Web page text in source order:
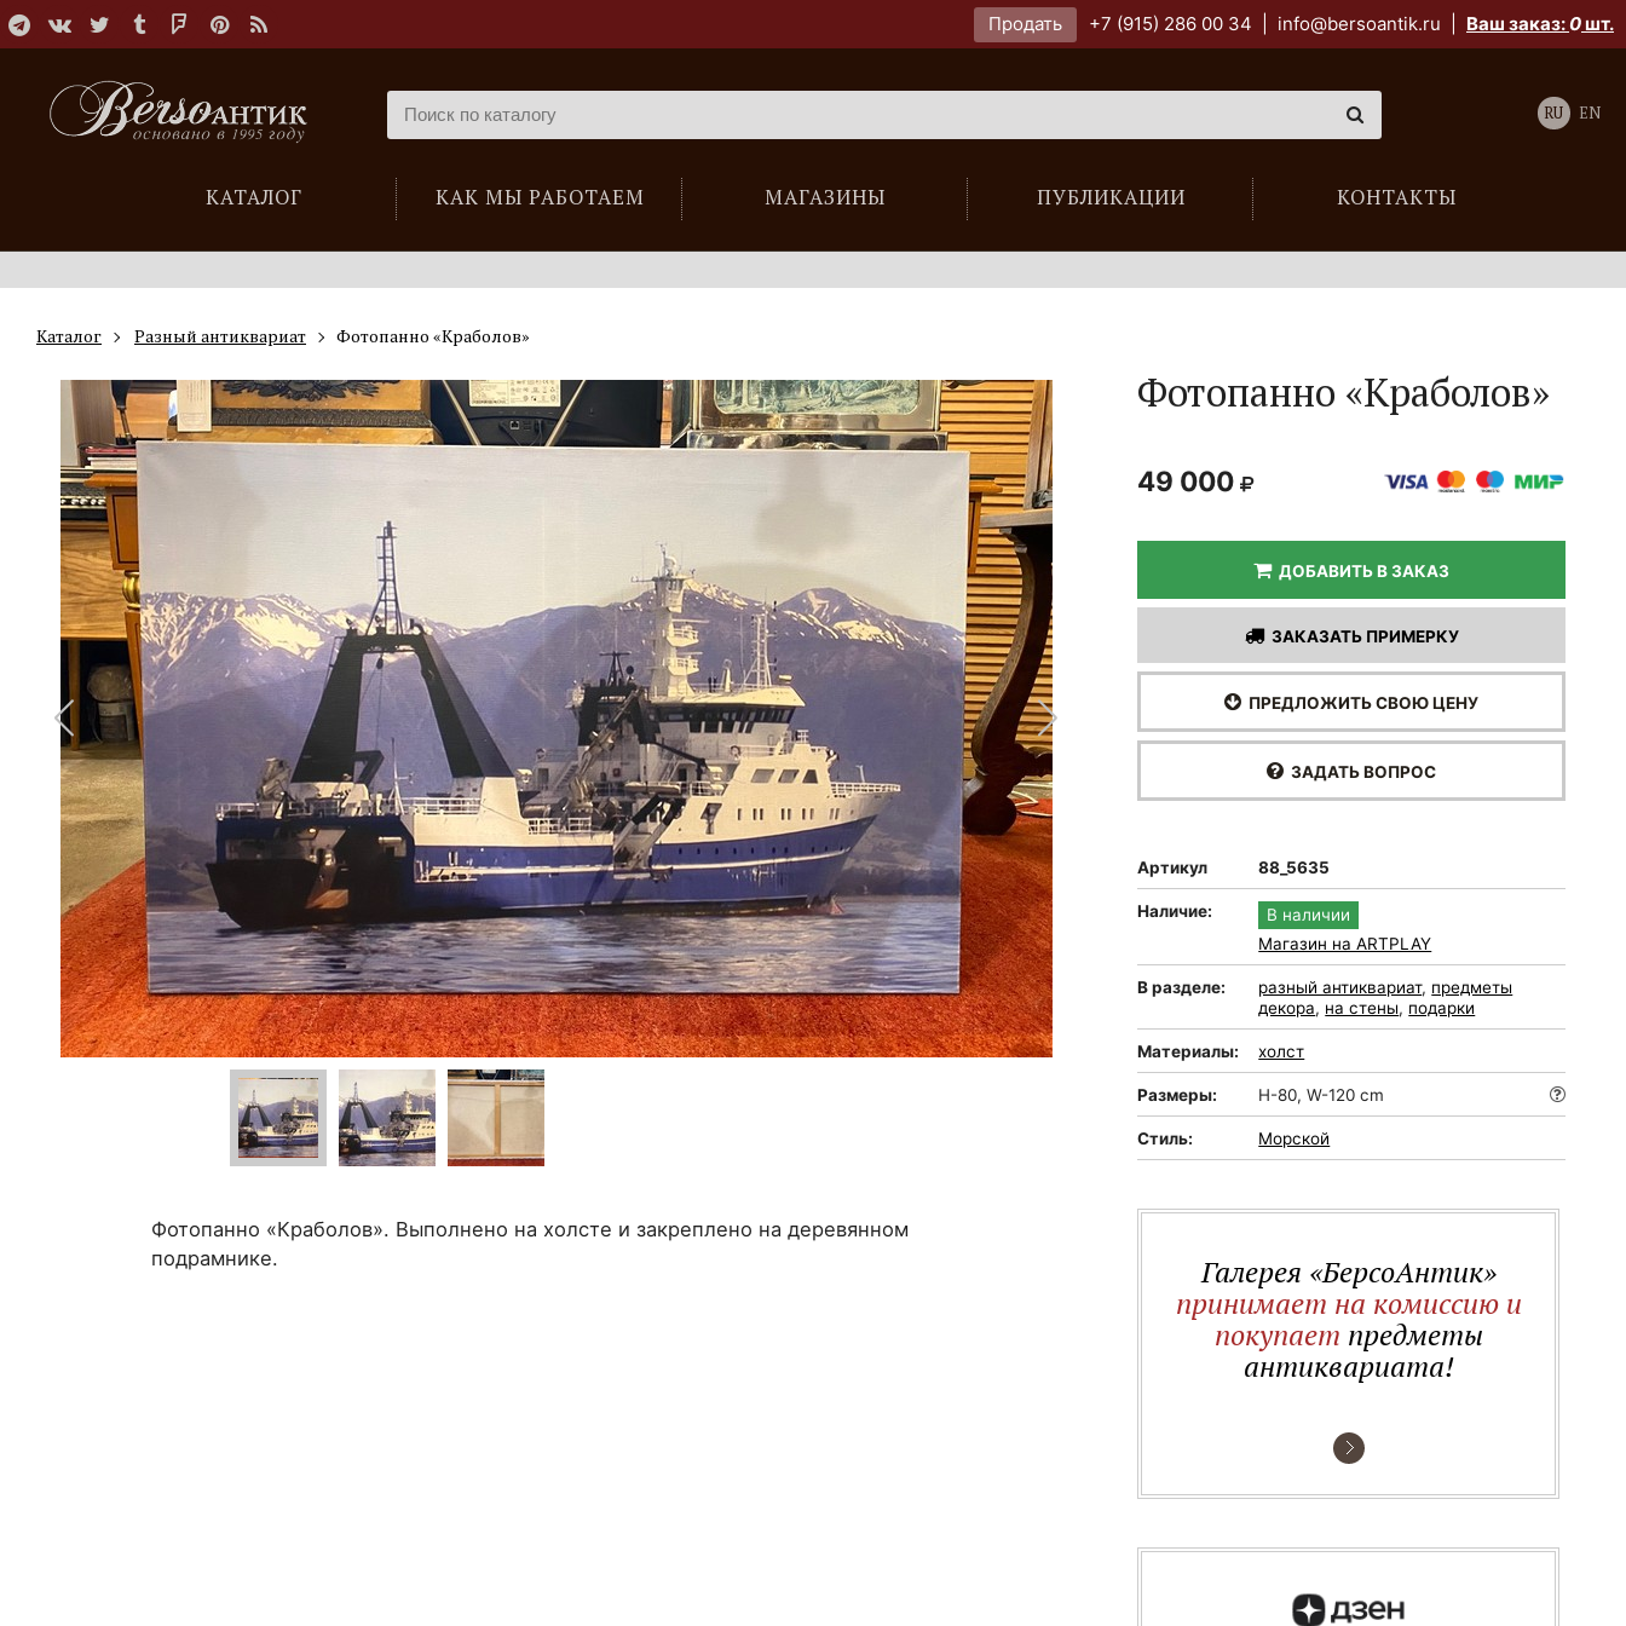
Продать +7 (915) 286 00 34 info@bersoantik.ru Ваш заказ:0шт.
КАТАЛОГ КАК МЫ РАБОТАЕМ МАГАЗИНЫ ПУБЛИКАЦИИ КОНТАКТЫ
RU EN
Каталог Разный антиквариат Фотопанно «Краболов»
Фотопанно «Краболов». Выполнено на холсте и закреплено на деревянном
подрамнике.
Фотопанно «Краболов»
49 000
ДОБАВИТЬ В ЗАКАЗ
ЗАКАЗАТЬ ПРИМЕРКУ
ПРЕДЛОЖИТЬ СВОЮ ЦЕНУ
ЗАДАТЬ ВОПРОС
Артикул 88_5635
Наличие:
В наличии
Магазин на ARTPLAY
В разделе: разный антиквариат, предметы
декора, на стены, подарки
Материалы: холст
Размеры: H-80, W-120 cm
Стиль: Морской
Галерея «БерсоАнтик»
принимает на комиссию и
покупает предметы
антиквариата!